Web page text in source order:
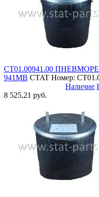
СТ01.00941.00
941MB CTAT Номер:
Наличие
8 525,21 руб.